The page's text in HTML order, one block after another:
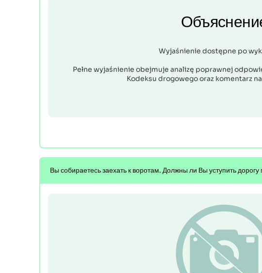
Wyjaśnienie dostępne po
Pełne wyjaśnienie obejmuje analizę poprawnej
Kodeksu drogowego oraz komentarz
Вы собираетесь заехать к воротам. Должны ли Вы уступить